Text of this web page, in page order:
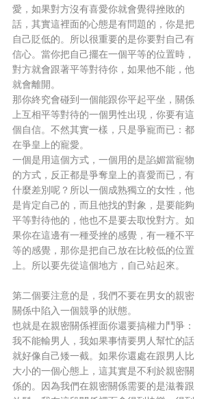
愛，如果對方沒有喜愛你就會覺得挫敗的
話，其實這裡面的心態是有問題的，你是把
自己貶低的。所以很重要的是你要對自己有
信心。當你把自己擺在一個平等的位置時，
對方就會跟著平等對待你，如果他不能，他
就會離開。
那你終究會碰到一個能跟你平起平坐，關係
上互相平等對待的一個男性出現，你要有這
個自信。不然其實一樣，只是爭寵而已：都
在爭皇上的寵愛。
一個是用這個方式，一個用的是諂媚當寵物
的方式，反正都是爭奪皇上的喜愛而已，有
什麼差別呢？所以一個成熟獨立的女性，他
是肯定自己的，而且他找的對象，是要能夠
平等對待他的，他也不是要去取悅對方。如
果你在這邊有一種受挫的感覺，有一種不平
等的感覺，那你是把自己放在比較低的位置
上。所以要先從這個地方，自己站起來。
第二個要注意的是，我們不要在男女的親密
關係中陷入一個競爭的狀態。
也就是在親密關係裡面你還要搞權力鬥爭：
我不能輸男人，我如果事情要男人幫忙的話
就好像自己矮一截。如果你還處在跟男人比
大小的一個心態上，這其實是不利於親密關
係的。因為我們在親密關係需要的是滋養跟